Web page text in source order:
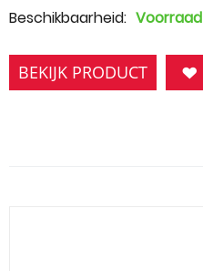
Beschikbaarheid: Voorraad
BEKIJK PRODUCT